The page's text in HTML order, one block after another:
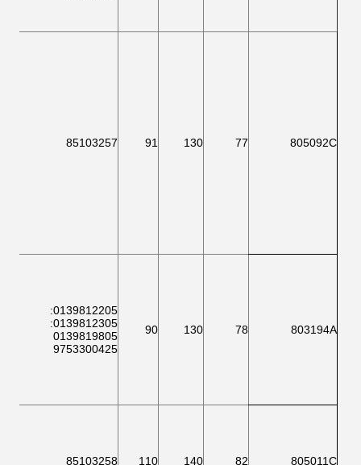
805092C
77
130
91
85103257
803194A
78
130
90
0139812205
:
0139812305
:
0139819805
9753300425
805011C
82
140
110
85103258